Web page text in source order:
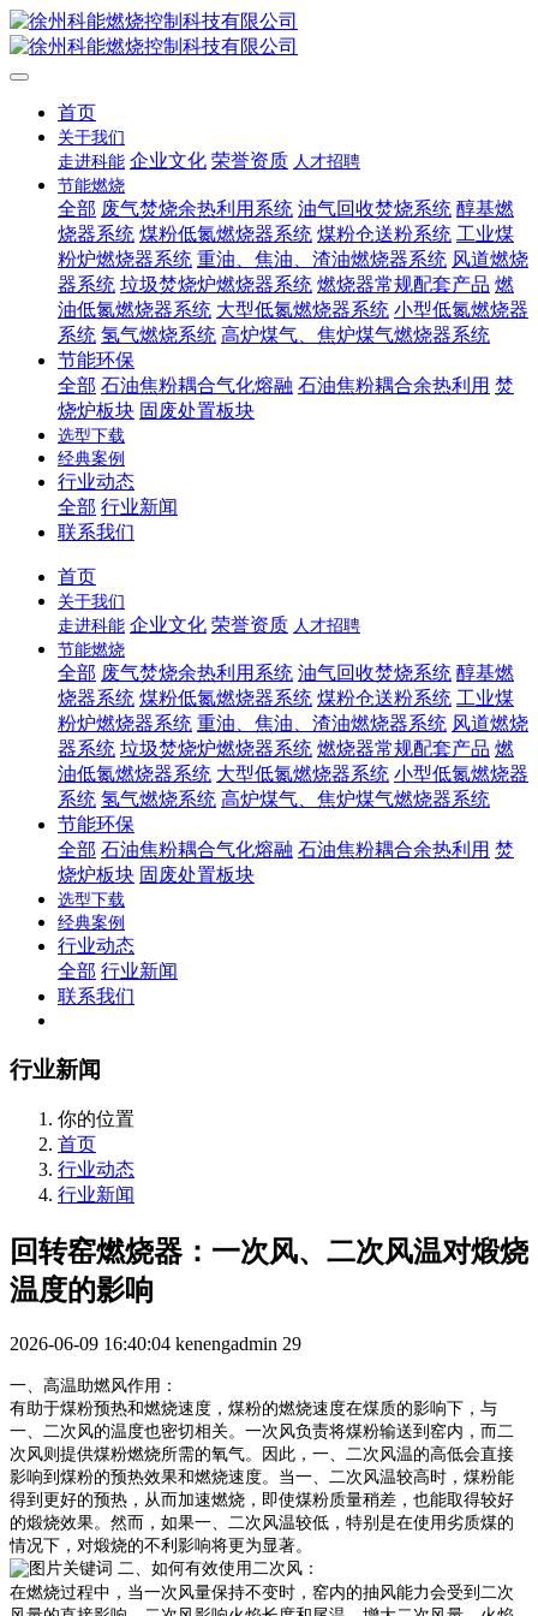
首页
关于我们
走进科能 企业文化 荣誉资质 人才招聘
节能燃烧
全部 废气焚烧余热利用系统 油气回收焚烧系统 醇基燃
烧器系统 煤粉低氮燃烧器系统 煤粉仓送粉系统 工业煤
粉炉燃烧器系统 重油、焦油、渣油燃烧器系统 风道燃烧
器系统 垃圾焚烧炉燃烧器系统 燃烧器常规配套产品 燃
油低氮燃烧器系统 大型低氮燃烧器系统 小型低氮燃烧器
系统 氢气燃烧系统 高炉煤气、焦炉煤气燃烧器系统
节能环保
全部 石油焦粉耦合气化熔融 石油焦粉耦合余热利用 焚
烧炉板块 固废处置板块
选型下载
经典案例
行业动态
全部 行业新闻
联系我们
首页
关于我们
走进科能 企业文化 荣誉资质 人才招聘
节能燃烧
全部 废气焚烧余热利用系统 油气回收焚烧系统 醇基燃
烧器系统 煤粉低氮燃烧器系统 煤粉仓送粉系统 工业煤
粉炉燃烧器系统 重油、焦油、渣油燃烧器系统 风道燃烧
器系统 垃圾焚烧炉燃烧器系统 燃烧器常规配套产品 燃
油低氮燃烧器系统 大型低氮燃烧器系统 小型低氮燃烧器
系统 氢气燃烧系统 高炉煤气、焦炉煤气燃烧器系统
节能环保
全部 石油焦粉耦合气化熔融 石油焦粉耦合余热利用 焚
烧炉板块 固废处置板块
选型下载
经典案例
行业动态
全部 行业新闻
联系我们
行业新闻
你的位置
首页
行业动态
行业新闻
回转窑燃烧器：一次风、二次风温对煅烧
温度的影响
2026-06-09 16:40:04 kenengadmin 29
一、高温助燃风作用：
有助于煤粉预热和燃烧速度，煤粉的燃烧速度在煤质的影响下，与
一、二次风的温度也密切相关。一次风负责将煤粉输送到窑内，而二
次风则提供煤粉燃烧所需的氧气。因此，一、二次风温的高低会直接
影响到煤粉的预热效果和燃烧速度。当一、二次风温较高时，煤粉能
得到更好的预热，从而加速燃烧，即使煤粉质量稍差，也能取得较好
的煅烧效果。然而，如果一、二次风温较低，特别是在使用劣质煤的
情况下，对煅烧的不利影响将更为显著。
二、如何有效使用二次风 ：
在燃烧过程中，当一次风量保持不变时，窑内的抽风能力会受到二次